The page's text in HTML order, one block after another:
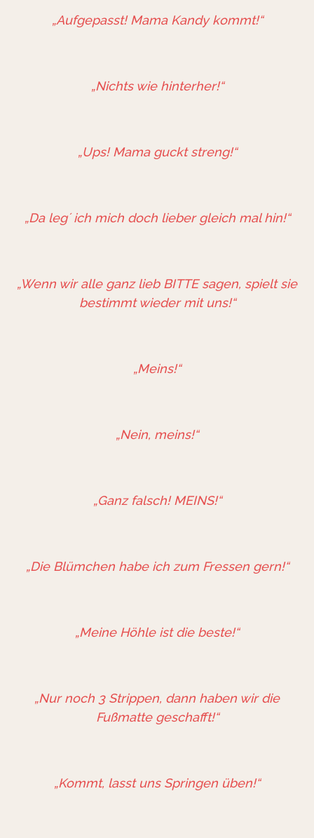
„Aufgepasst! Mama Kandy kommt!“
„Nichts wie hinterher!“
„Ups! Mama guckt streng!“
„Da leg´ ich mich doch lieber gleich mal hin!“
„Wenn wir alle ganz lieb BITTE sagen, spielt sie
bestimmt wieder mit uns!“
„Meins!“
„Nein, meins!“
„Ganz falsch! MEINS!“
„Die Blümchen habe ich zum Fressen gern!“
„Meine Höhle ist die beste!“
„Nur noch 3 Strippen, dann haben wir die
Fußmatte geschafft!“
„Kommt, lasst uns Springen üben!“